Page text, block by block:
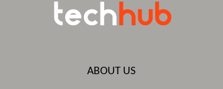
ABOUT US